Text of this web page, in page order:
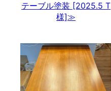
テーブル塗装 [2025.5 T
様]≫